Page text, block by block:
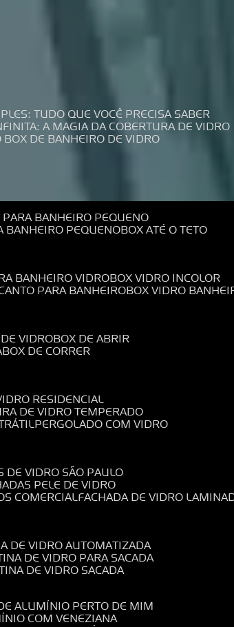
TUDO QUE VOCÊ PRECISA SABER
A MAGIA DA COBERTURA DE VIDRO
BOX DE BANHEIRO DE VIDRO
PARA BANHEIRO PEQUENO
BANHEIRO PEQUENO BOX ATÉ O TETO
BANHEIRO VIDRO BOX VIDRO INCOLOR
PARA BANHEIRO BOX VIDRO
VIDRO BOX DE ABRIR
BOX DE CORRER
RESIDENCIAL
DE VIDRO TEMPERADO
PERGOLADO COM VIDRO
DE VIDRO SÃO PAULO
PELE DE VIDRO
COMERCIAL FACHADA DE VIDRO
DE VIDRO AUTOMATIZADA
DE VIDRO PARA SACADA
DE VIDRO SACADA
ALUMÍNIO PERTO DE MIM
COM VENEZIANA